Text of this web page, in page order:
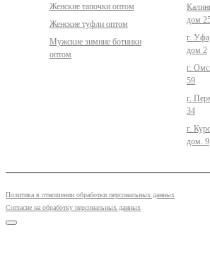
Женские тапочки оптом
Женские туфли оптом
Мужские зимние ботинки
оптом
дом
г.
дом 2
г.
59
г.
34
г.
дом. 9
Политика в отношении обработки персональных данных
Согласие на обработку персональных данных